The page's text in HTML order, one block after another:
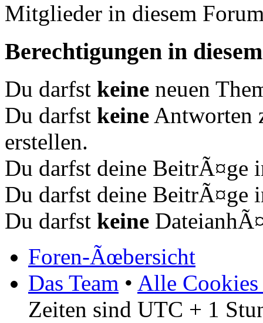
Mitglieder in diesem
Berechtigungen in
Du darfst keine neuen
Du darfst keine Antworten
erstellen.
Du darfst deine BeitrÃ¤ge
Du darfst deine BeitrÃ¤ge
Du darfst keine
Foren-Ãœbersicht
Das Team • Alle Cookies
Zeiten sind UTC + 1